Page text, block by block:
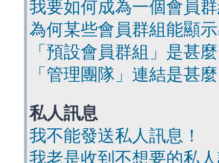
我要如何成為一個會員
為何某些會員群組能顯
「預設會員群組」是甚
「管理團隊」連結是甚
私人訊息
我不能發送私人訊息！
我老是收到不想要的私